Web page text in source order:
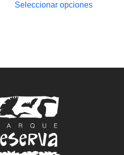
Seleccionar opciones